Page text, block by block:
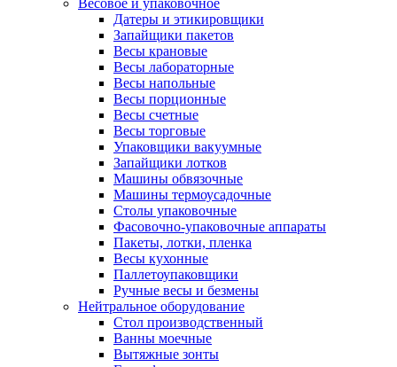
Весовое и упаковочное
Датеры и этикировщики
Запайщики пакетов
Весы крановые
Весы лабораторные
Весы напольные
Весы порционные
Весы счетные
Весы торговые
Упаковщики вакуумные
Запайщики лотков
Машины обвязочные
Машины термоусадочные
Столы упаковочные
Фасовочно-упаковочные аппараты
Пакеты, лотки, пленка
Весы кухонные
Паллетоупаковщики
Ручные весы и безмены
Нейтральное оборудование
Cтол производственный
Ванны моечные
Вытяжные зонты